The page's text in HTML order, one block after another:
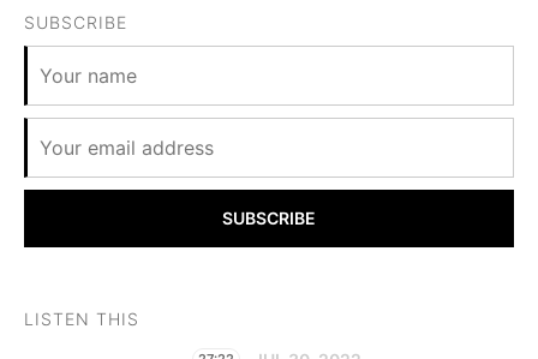
SUBSCRIBE
SUBSCRIBE
LISTEN THIS